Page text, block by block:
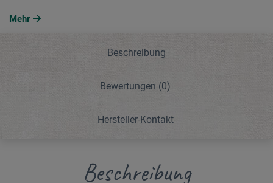
Mehr
Beschreibung
Bewertungen (0)
Hersteller-Kontakt
Beschreibung